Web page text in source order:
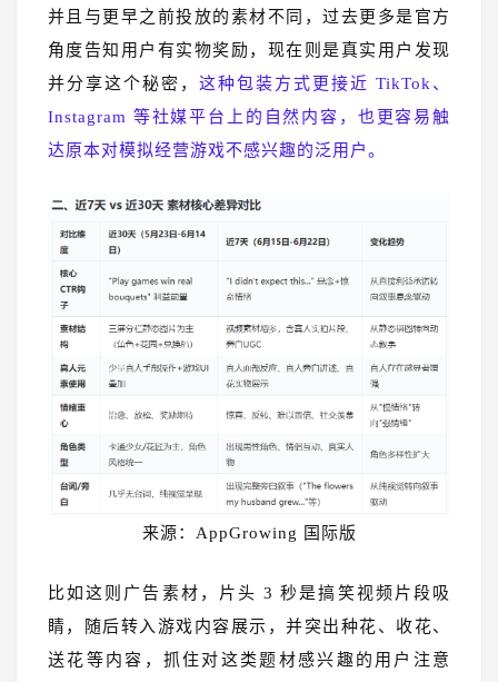
并且与更早之前投放的素材不同，过去更多是官方
角度告知用户有实物奖励，现在则是真实用户发现
并分享这个秘密， 这种包装方式更接近 TikTok、
Instagram 等社媒平台上的自然内容，也更容易触
达原本对模拟经营游戏不感兴趣的泛用户。
来源：AppGrowing 国际版
比如这则广告素材，片头 3 秒是搞笑视频片段吸
睛，随后转入游戏内容展示，并突出种花、收花、
送花等内容，抓住对这类题材感兴趣的用户注意